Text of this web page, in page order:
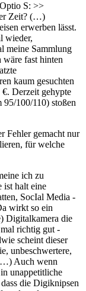
S: >>
Zeit? (…)
erwerben lässt.
wieder,
meine Sammlung
fast hinten
kaum gesuchten
Derzeit gehypte
100/110) stoßen
Fehler gemacht nur
für welche
ich zu
ist halt eine
SocIal Media -
wirkt so ein
Digitalkamera die
richtig gut -
scheint dieser
unbeschwertere,
Auch wenn
unappetitliche
die Digiknipsen